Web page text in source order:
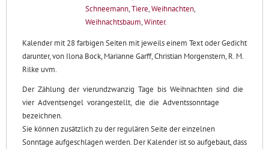
Schneemann,Tiere,Weihnachten,
Weihnachtsbaum,Winter.
Kalender mit 28 farbigenSeiten mit jeweils einem Text oder Gedicht
darunter, von Ilona Bock, Marianne Garff, Christian Morgenstern, R. M.
Rilke uvm.
Der Zählung der vierundzwanzig Tage bis Weihnachten sind die
vier Adventsengel vorangestellt, die die Adventssonntage
bezeichnen.
Sie können zusätzlich zu der regulären Seite der einzelnen
Sonntage aufgeschlagen werden. Der Kalender ist so aufgebaut, dass